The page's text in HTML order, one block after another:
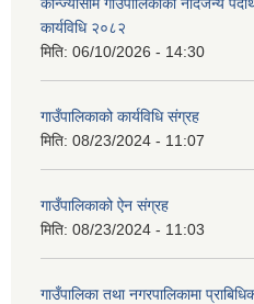
कार्यविधि २०८२
मिति: 06/10/2026 - 14:30
गाउँपालिकाको कार्यविधि संग्रह
मिति: 08/23/2024 - 11:07
गाउँपालिकाको ऐन संग्रह
मिति: 08/23/2024 - 11:03
गाउँपालिका तथा नगरपालिकामा